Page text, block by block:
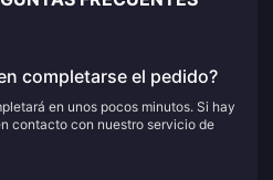
completarse el pedido?
en unos pocos minutos. Si hay
contacto con nuestro servicio de